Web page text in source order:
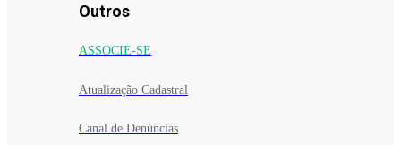
Outros
ASSOCIE-SE
Atualização Cadastral
Canal de Denúncias